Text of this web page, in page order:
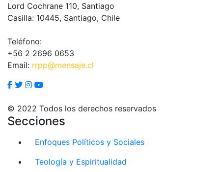
Lord Cochrane 110, Santiago
Casilla: 10445, Santiago, Chile
Teléfono:
+56 2 2696 0653
Email: rrpp@mensaje.cl
© 2022 Todos los derechos reservados
Secciones
Enfoques Políticos y Sociales
Teología y Espiritualidad